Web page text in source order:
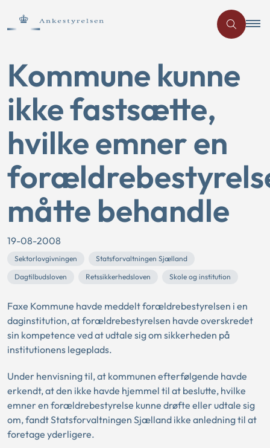
Kommune kunne
ikke fastsætte,
hvilke emner en
måtte behandle
19-08-2008
Sektorlovgivningen
Statsforvaltningen Sjælland
Dagtilbudsloven
Retssikkerhedsloven Skole og institution
Faxe Kommune havde meddelt forældrebestyrelsen i en
daginstitution, at forældrebestyrelsen havde overskredet
sin kompetence ved at udtale sig om sikkerheden på
institutionens legeplads.
Under henvisning til, at kommunen efterfølgende havde
erkendt, at den ikke havde hjemmel til at beslutte, hvilke
emner en forældrebestyrelse kunne drøfte eller udtale sig
om, fandt Statsforvaltningen Sjælland ikke anledning til at
foretage yderligere.